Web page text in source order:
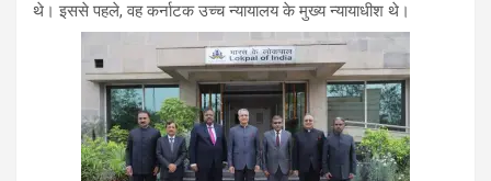
थे। इससे पहले, वह कर्नाटक उच्च न्यायालय के मुख्य न्यायाधीश थे।